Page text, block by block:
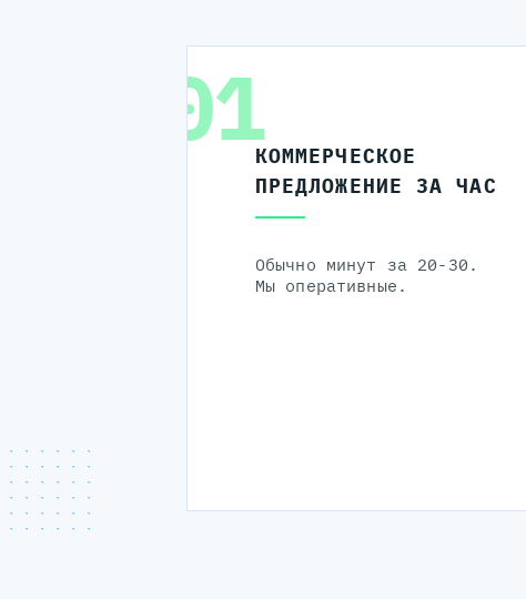
01КОММЕРЧЕСКОЕ
ПРЕДЛОЖЕНИЕ ЗА ЧАС
Обычно минут за 20-30.
Мы оперативные.